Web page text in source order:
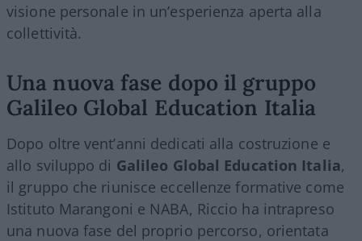
visione personale in un’esperienza aperta alla
collettività.
Una nuova fase dopo il gruppo
Galileo Global Education Italia
Dopo oltre vent’anni dedicati alla costruzione e
allo sviluppo di Galileo Global Education Italia,
il gruppo che riunisce eccellenze formative come
Istituto Marangoni e NABA, Riccio ha intrapreso
una nuova fase del proprio percorso, orientata